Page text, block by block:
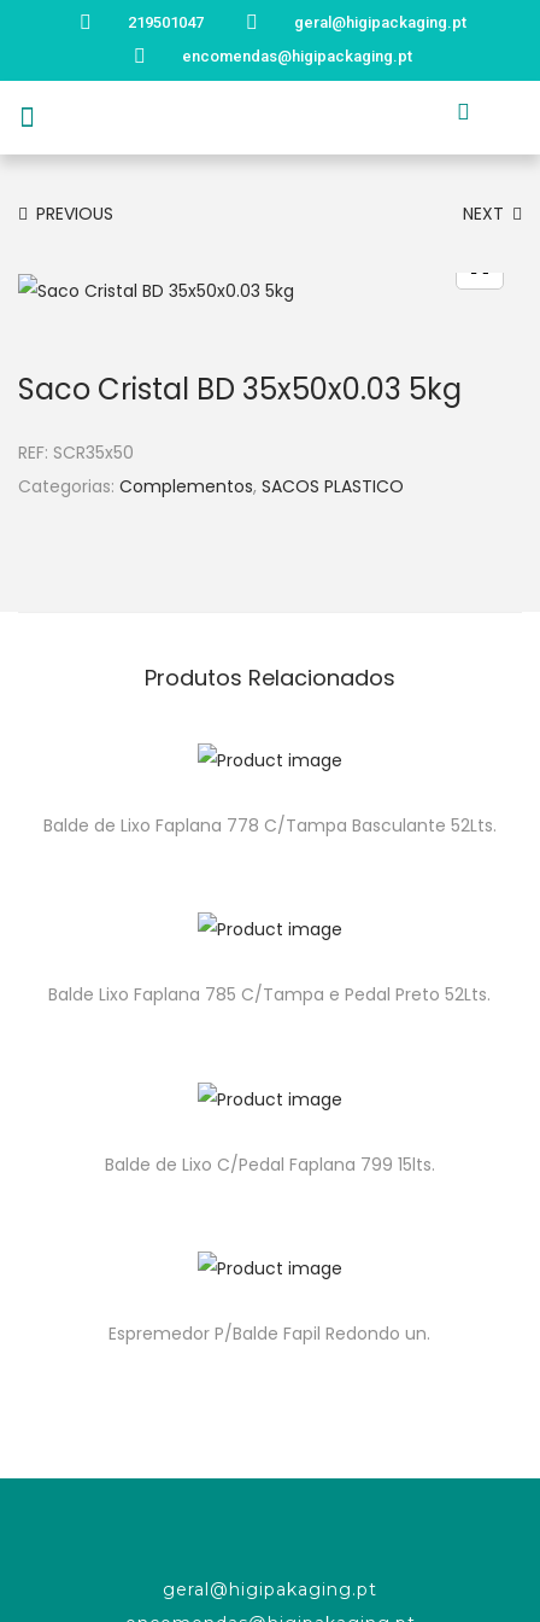
219501047
geral@higipackaging.pt
encomendas@higipackaging.pt
PREVIOUS NEXT
Saco Cristal BD 35x50x0.03 5kg
REF: SCR35x50
Categorias: Complementos, SACOS PLASTICO
Produtos Relacionados
Balde de Lixo Faplana 778 C/Tampa Basculante 52Lts.
Balde Lixo Faplana 785 C/Tampa e Pedal Preto 52Lts.
Balde de Lixo C/Pedal Faplana 799 15lts.
Espremedor P/Balde Fapil Redondo un.
geral@higipakaging.pt